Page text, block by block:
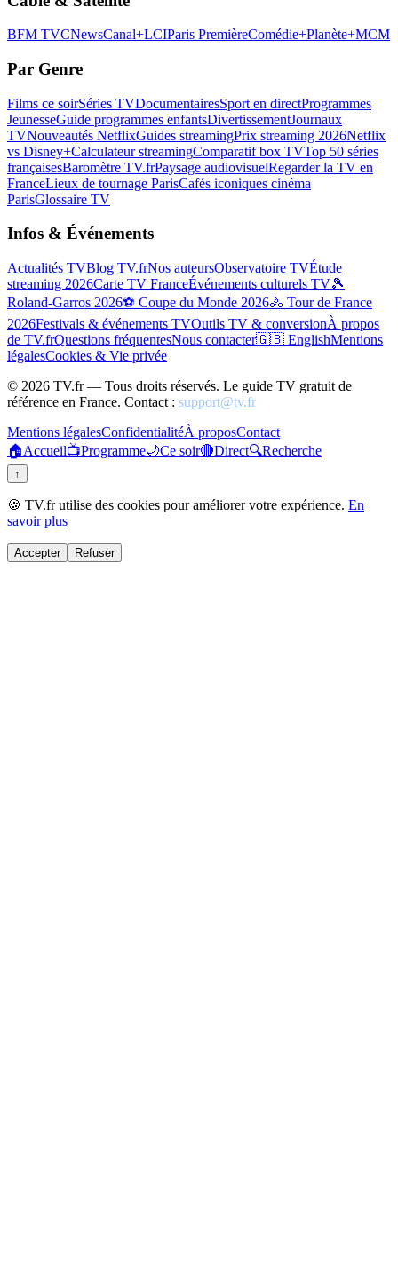
BFM TVCNewsCanal+LCIParis PremièreComédie+Planète+MCM
Par Genre
Films ce soirSéries TVDocumentairesSport en directProgrammes
JeunesseGuide programmes enfantsDivertissementJournaux
TVNouveautés NetflixGuides streamingPrix streaming 2026Netflix
vs Disney+Calculateur streamingComparatif box TVTop 50 séries
françaisesBaromètre TV.frPaysage audiovisuelRegarder la TV en
FranceLieux de tournage ParisCafés iconiques cinéma
ParisGlossaire TV
Infos & Événements
Actualités TVBlog TV.frNos auteursObservatoire TVÉtude
streaming 2026Carte TV FranceÉvénements culturels TV🎾
Roland-Garros 2026⚽ Coupe du Monde 2026🚴 Tour de France
2026Festivals & événements TVOutils TV & conversionÀ propos
de TV.frQuestions fréquentesNous contacter🇬🇧 EnglishMentions
légalesCookies & Vie privée
© 2026 TV.fr — Tous droits réservés. Le guide TV gratuit de
référence en France. Contact : support@tv.fr
Mentions légalesConfidentialitéÀ proposContact
🏠Accueil📺Programme🌙Ce soir🔴Direct🔍Recherche
↑
🍪 TV.fr utilise des cookies pour améliorer votre expérience. En
savoir plus
Accepter Refuser